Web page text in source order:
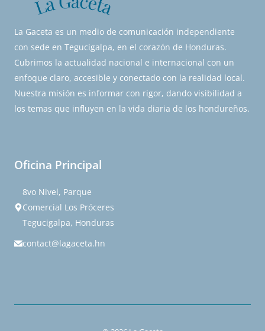
La Gaceta es un medio de comunicación independiente
con sede en Tegucigalpa, en el corazón de Honduras.
Cubrimos la actualidad nacional e internacional con un
enfoque claro, accesible y conectado con la realidad local.
Nuestra misión es informar con rigor, dando visibilidad a
los temas que influyen en la vida diaria de los hondureños.
Oficina Principal
8vo Nivel, Parque
Comercial Los Próceres
Tegucigalpa, Honduras
contact@lagaceta.hn